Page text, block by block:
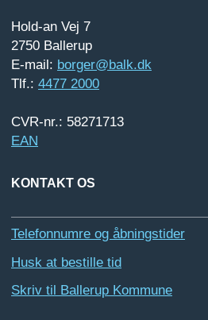
Hold-an Vej 7
2750 Ballerup
E-mail: borger@balk.dk
Tlf.: 4477 2000
CVR-nr.: 58271713
EAN
KONTAKT OS
Telefonnumre og åbningstider
Husk at bestille tid
Skriv til Ballerup Kommune